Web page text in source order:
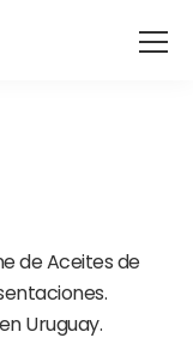
de Aceites de
Uruguay.